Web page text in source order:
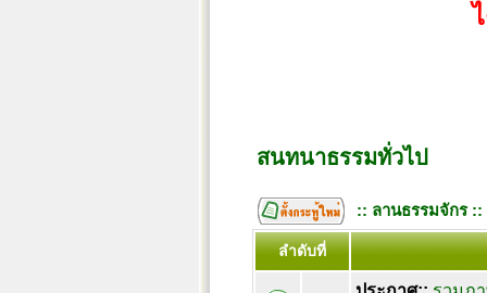
สนทนาธรรมทั่วไป
:: ลานธรรมจักร ::
ลำดับที่